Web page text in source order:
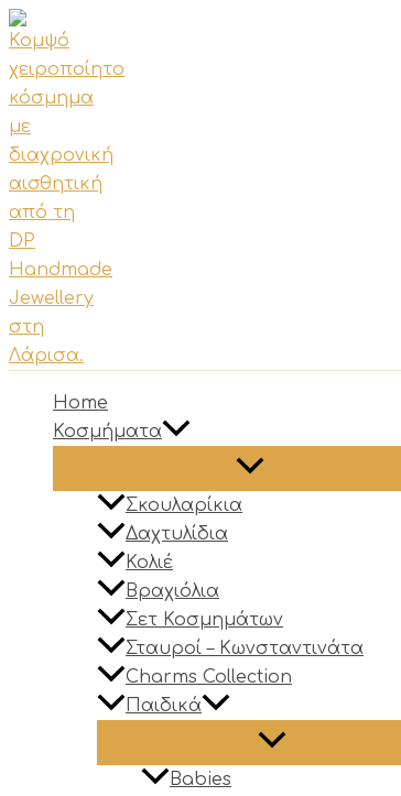
Μετάβαση
στο
περιεχόμενο
Home
Κοσμήματα
Σκουλαρίκια
Δαχτυλίδια
Κολιέ
Βραχιόλια
Σετ Κοσμημάτων
Σταυροί – Κωνσταντινάτα
Charms Collection
Παιδικά
Babies